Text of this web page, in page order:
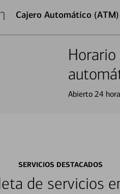
Cajero Automático (ATM)
Abierto 24
SERVICIOS DESTACADOS
de servicios